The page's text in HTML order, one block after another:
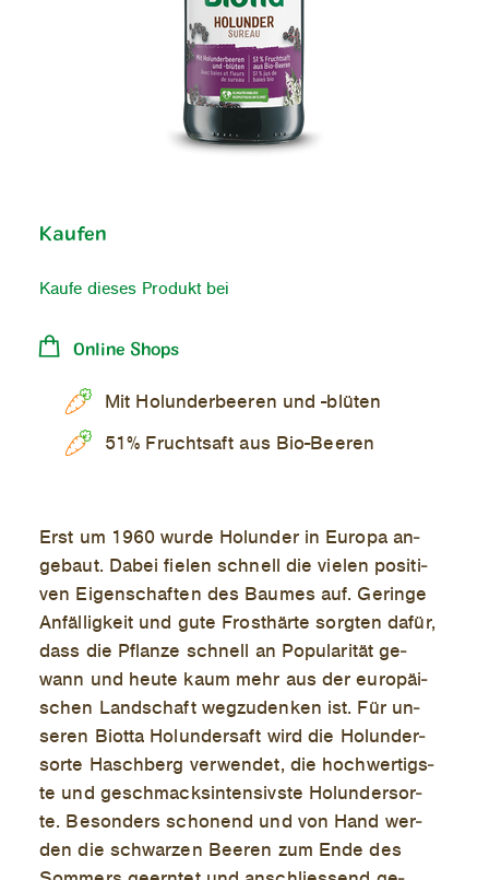
FAQ
Kaufen
Kaufe dieses Produkt bei
Online Shops
Mit Holunderbeeren und -blüten
51% Fruchtsaft aus Bio-Beeren
Erst um 1960 wur­de Ho­lun­der in Eu­ro­pa an­
ge­baut. Da­bei fie­len schnell die vie­len po­si­ti­
ven Ei­gen­schaf­ten des Bau­mes auf. Ge­rin­ge
An­fäl­lig­keit und gute Frost­här­te sorg­ten da­für,
dass die Pflan­ze schnell an Po­pu­la­ri­tät ge­
wann und heu­te kaum mehr aus der eu­ro­päi­
schen Land­schaft weg­zu­den­ken ist. Für un­
se­ren Biot­ta Ho­lun­der­saft wird die Ho­lun­der­
sor­te Hasch­berg ver­wen­det, die hoch­wer­tigs­
te und ge­schmacks­in­ten­sivs­te Ho­lun­der­sor­
te. Be­son­ders scho­nend und von Hand wer­
den die schwar­zen Bee­ren zum Ende des